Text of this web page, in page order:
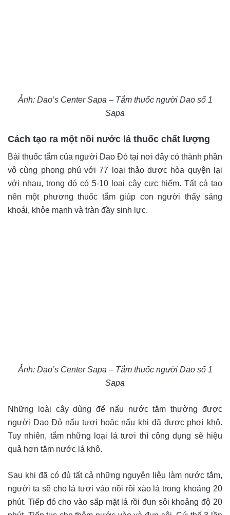
Ảnh: Dao’s Center Sapa – Tắm thuốc người Dao số 1
Sapa
Cách tạo ra một nồi nước lá thuốc chất lượng
Bài thuốc tắm của người Dao Đỏ tại nơi đây có thành phần
vô cùng phong phú với 77 loại thảo dược hòa quyện lại
với nhau, trong đó có 5-10 loại cây cực hiếm. Tất cả tạo
nên một phương thuốc tắm giúp con người thấy sảng
khoái, khỏe mạnh và tràn đầy sinh lực.
Ảnh: Dao’s Center Sapa – Tắm thuốc người Dao số 1
Sapa
Những loài cây dùng để nấu nước tắm thường được
người Dao Đỏ nấu tươi hoặc nấu khi đã được phơi khô.
Tuy nhiên, tắm những loại lá tươi thì công dụng sẽ hiệu
quả hơn tắm nước lá khô.
Sau khi đã có đủ tất cả những nguyên liệu làm nước tắm,
người ta sẽ cho lá tươi vào nồi rồi xào lá trong khoảng 20
phút. Tiếp đó cho vào sấp mặt lá rồi đun sôi khoảng độ 20